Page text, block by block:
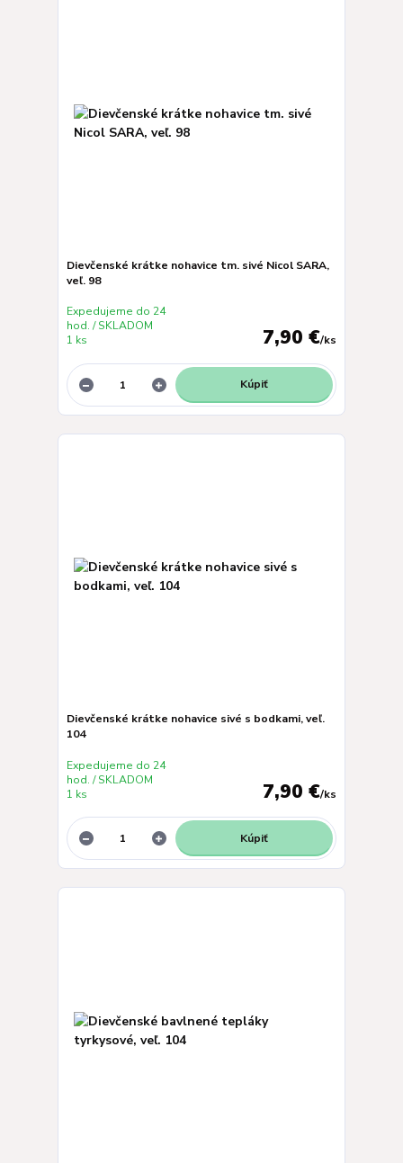
Dievčenské krátke nohavice tm. sivé Nicol SARA,
veľ. 98
7,90 €/ks
Expedujeme do 24
hod. / SKLADOM
1 ks
Kúpiť
Dievčenské krátke nohavice sivé s bodkami, veľ.
104
7,90 €/ks
Expedujeme do 24
hod. / SKLADOM
1 ks
Kúpiť